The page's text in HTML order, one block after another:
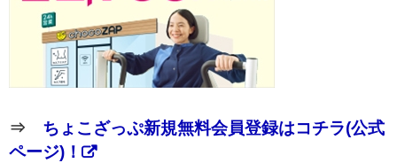
⇒ ちょこざっぷ新規無料会員登録はコチラ(公式
ページ)！